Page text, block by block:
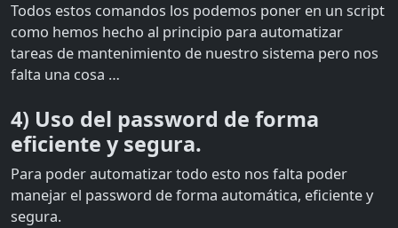
Todos estos comandos los podemos poner en un script
como hemos hecho al principio para automatizar
tareas de mantenimiento de nuestro sistema pero nos
falta una cosa …
4) Uso del password de forma
eficiente y segura.
Para poder automatizar todo esto nos falta poder
manejar el password de forma automática, eficiente y
segura.